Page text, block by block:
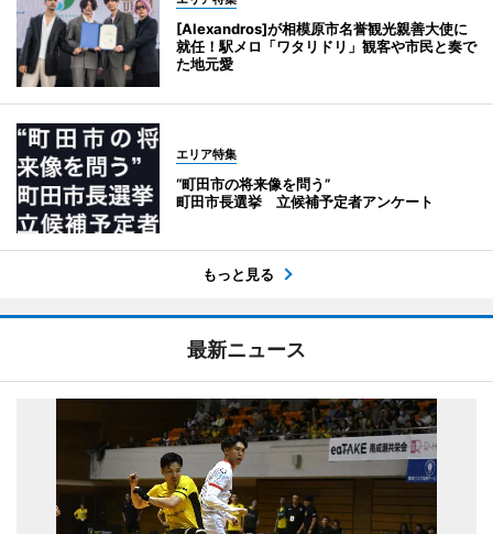
[Alexandros]が相模原市名誉観光親善大使に
就任！駅メロ「ワタリドリ」観客や市民と奏で
た地元愛
エリア特集
“町田市の将来像を問う”
町田市長選挙 立候補予定者アンケート
もっと見る
最新ニュース